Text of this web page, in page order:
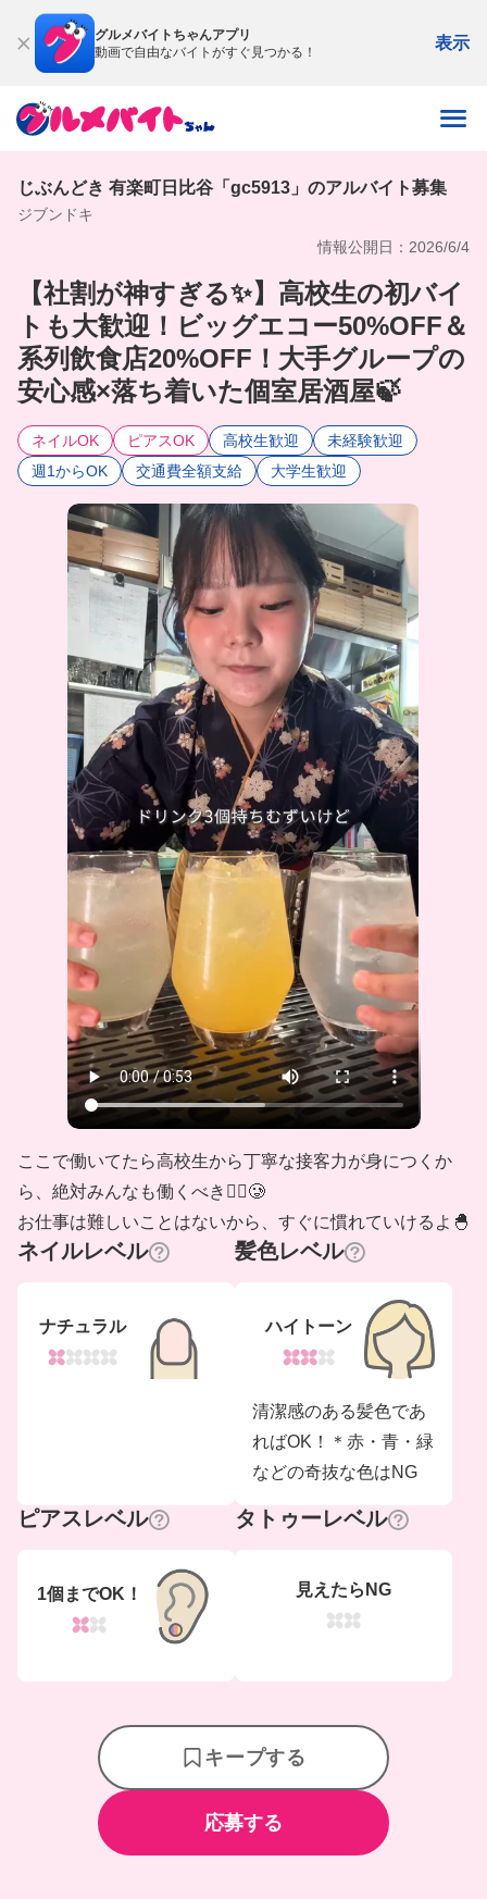
グルメバイトちゃんアプリ
動画で自由なバイトがすぐ見つかる！
表示
じぶんどき 有楽町日比谷「gc5913」のアルバイト募集
ジブンドキ
情報公開日：2026/6/4
【社割が神すぎる✨】高校生の初バイ
トも大歓迎！ビッグエコー50%OFF＆
系列飲食店20%OFF！大手グループの
安心感×落ち着いた個室居酒屋🍃
ネイルOK ピアスOK 高校生歓迎
未経験歓迎
週1からOK
交通費全額支給 大学生歓迎
ここで働いてたら高校生から丁寧な接客力が身につくか
ら、絶対みんなも働くべき❤️‍🔥🥲
お仕事は難しいことはないから、すぐに慣れていけるよ🐣
ネイルレベル
ナチュラル
髪色レベル
ハイトーン
清潔感のある髪色であ
ればOK！＊赤・青・緑
などの奇抜な色はNG
ピアスレベル
1個までOK！
タトゥーレベル
見えたらNG
キープする
応募する